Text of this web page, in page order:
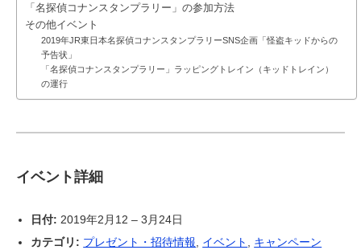
「名探偵コナンスタンプラリー」の参加方法
その他イベント
2019年JR東日本名探偵コナンスタンプラリーSNS企画「怪盗キッドからの
予告状」
「名探偵コナンスタンプラリー」ラッピングトレイン（キッドトレイン）
の運行
イベント詳細
日付: 2019年2月12 –3月24日
カテゴリ: プレゼント・招待情報 イベント キャンペーン